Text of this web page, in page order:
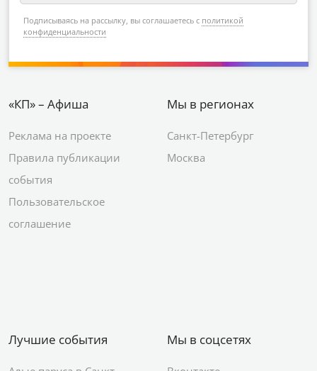
Подписываясь на рассылку, вы соглашаетесь с политикой
конфиденциальности
«КП» – Афиша
Реклама на проекте
Правила публикации
события
Пользовательское
соглашение
Мы в регионах
Санкт-Петербург
Москва
Лучшие события Мы в соцсетях